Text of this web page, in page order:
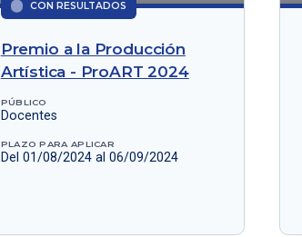
CON RESULTADOS
Premio a la Producción
Artística - ProART 2024
PÚBLICO
Docentes
PLAZO PARA APLICAR
Del 01/08/2024 al 06/09/2024